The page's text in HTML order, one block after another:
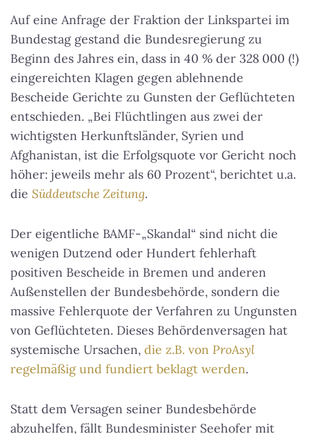
Auf eine Anfrage der Fraktion der Linkspartei im
Bundestag gestand die Bundesregierung zu
Beginn des Jahres ein, dass in 40 % der 328 000 (!)
eingereichten Klagen gegen ablehnende
Bescheide Gerichte zu Gunsten der Geflüchteten
entschieden. „Bei Flüchtlingen aus zwei der
wichtigsten Herkunftsländer, Syrien und
Afghanistan, ist die Erfolgsquote vor Gericht noch
höher: jeweils mehr als 60 Prozent“, berichtet u.a.
die Süddeutsche Zeitung.
Der eigentliche BAMF-„Skandal“ sind nicht die
wenigen Dutzend oder Hundert fehlerhaft
positiven Bescheide in Bremen und anderen
Außenstellen der Bundesbehörde, sondern die
massive Fehlerquote der Verfahren zu Ungunsten
von Geflüchteten. Dieses Behördenversagen hat
systemische Ursachen, die z.B. von ProAsyl
regelmäßig und fundiert beklagt werden.
Statt dem Versagen seiner Bundesbehörde
abzuhelfen, fällt Bundesminister Seehofer mit